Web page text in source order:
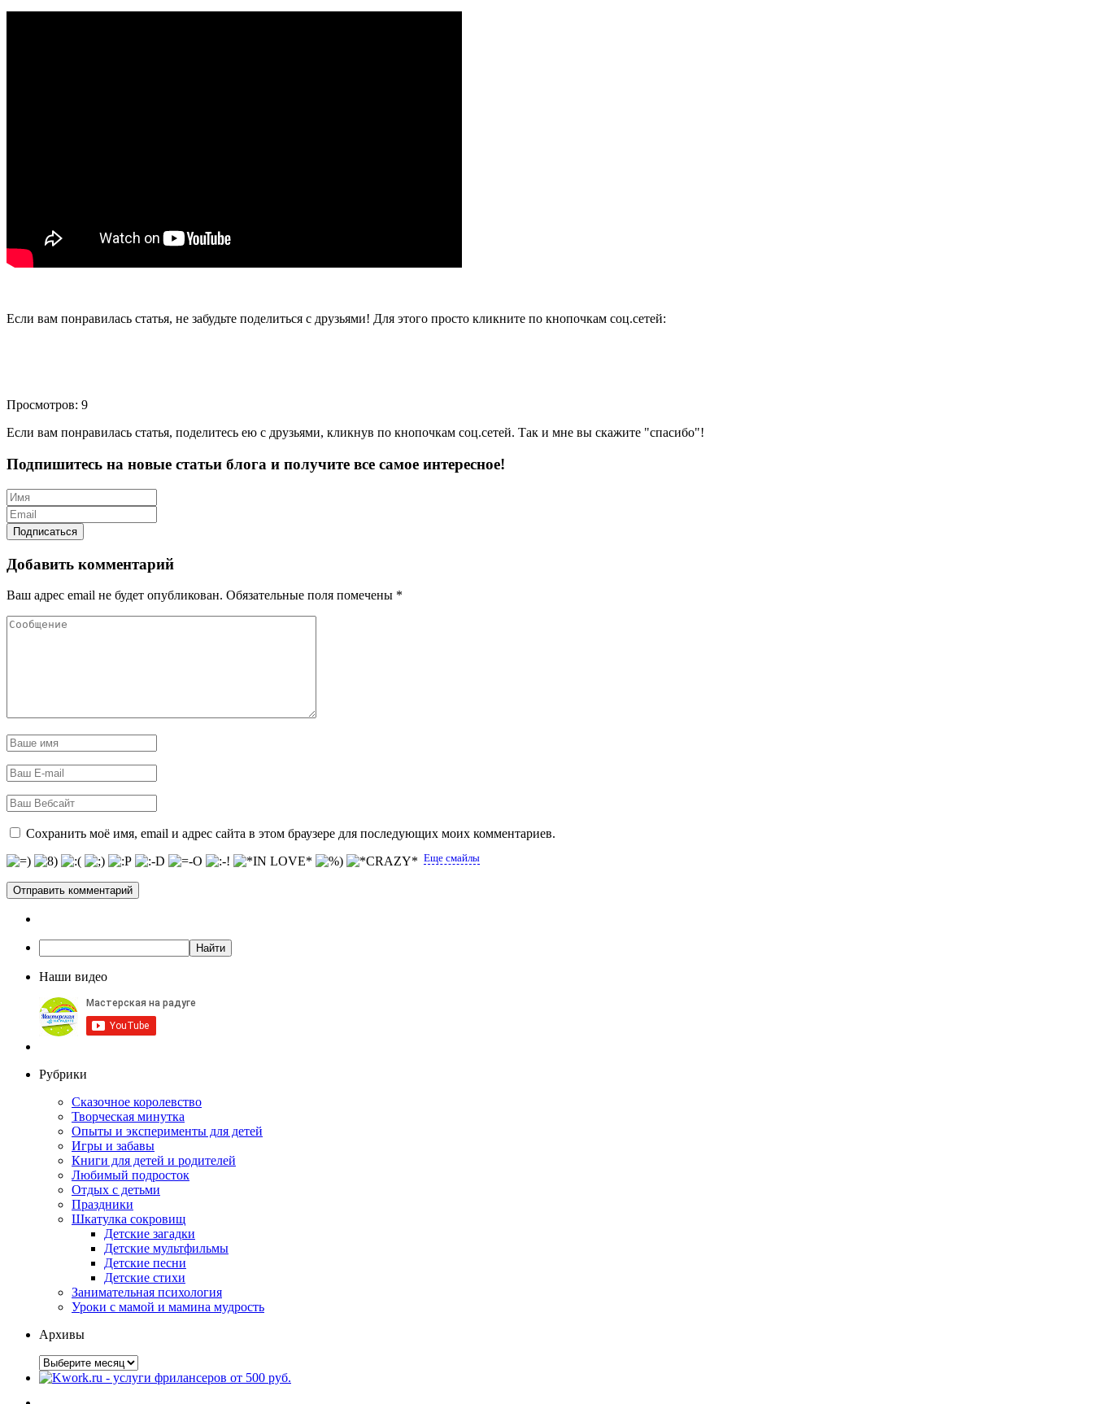
Если вам понравилась статья, не забудьте поделиться с друзьями! Для этого просто кликните по кнопочкам соц.сетей:
Просмотров: 9
Если вам понравилась статья, поделитесь ею с друзьями, кликнув по кнопочкам соц.сетей. Так и мне вы скажите "спасибо"!
Подпишитесь на новые статьи блога и получите все самое интересное!
Добавить комментарий
Ваш адрес email не будет опубликован. Обязательные поля помечены *
Сохранить моё имя, email и адрес сайта в этом браузере для последующих моих комментариев.
Еще смайлы
Наши видео
Рубрики
Сказочное королевство
Творческая минутка
Опыты и эксперименты для детей
Игры и забавы
Книги для детей и родителей
Любимый подросток
Отдых с детьми
Праздники
Шкатулка сокровищ
Детские загадки
Детские мультфильмы
Детские песни
Детские стихи
Занимательная психология
Уроки с мамой и мамина мудрость
Архивы
Архивы